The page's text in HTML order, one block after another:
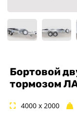
Бортовой
тормозом
4000 x 2000